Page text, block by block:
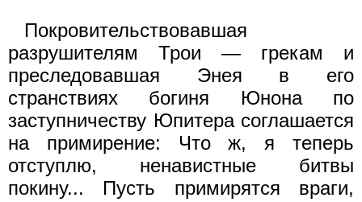
Покровительствовавшая
разрушителям Трои — грекам и
преследовавшая Энея в его
странствиях богиня Юнона по
заступничеству Юпитера соглашается
на примирение: Что ж, я теперь
отступлю, ненавистные битвы
покину... Пусть примирятся враги,